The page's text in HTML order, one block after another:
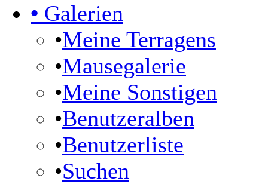
• Galerien
•Meine Terragens
•Mausegalerie
•Meine Sonstigen
•Benutzeralben
•Benutzerliste
•Suchen